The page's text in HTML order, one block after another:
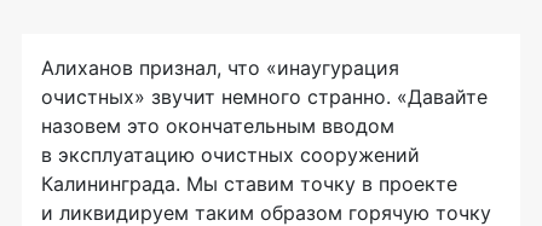
Алиханов признал, что «инаугурация
очистных» звучит немного странно. «Давайте
назовем это окончательным вводом
в эксплуатацию очистных сооружений
Калининграда. Мы ставим точку в проекте
и ликвидируем таким образом горячую точку